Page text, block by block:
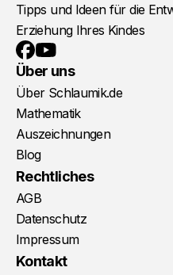
Tipps und Ideen für die
Erziehung Ihres Kindes
Facebook
YouTube
Über uns
Über Schlaumik.de
Mathematik
Auszeichnungen
Blog
Rechtliches
AGB
Datenschutz
Impressum
Kontakt